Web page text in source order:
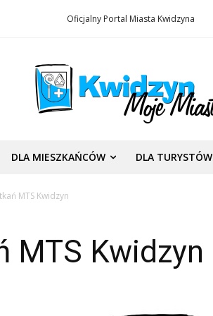
Oficjalny Portal Miasta Kwidzyna
DLA MIESZKAŃCÓW DLA TURYSTÓW
MTS Kwidzyn
MTS Kwidzyn